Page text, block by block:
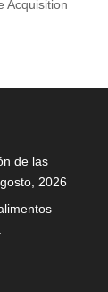
Acquisition
de las
2026